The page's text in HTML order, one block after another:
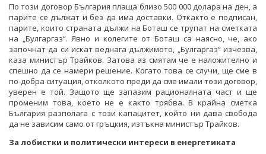
По този договор България плаща близо 500 000 долара на ден, а
парите се дължат и без да има доставки. Откакто е подписан,
парите, които страната дължи на Боташ се трупат на сметката
на „Булгаргаз“. Явно и колегите от Боташ са наясно, че, ако
започнат да си искат веднага дължимото, „Булгаргаз“ изчезва,
каза министър Трайков. Затова аз смятам че е наложително и
спешно да се намери решение. Когато това се случи, ще сме в
по-добра ситуация, отколкото преди да сме имали този договор,
уверен е той. Защото ще запазим рационалната част и ще
променим това, което не е както трябва. В крайна сметка
България разполага с този капацитет, който ни дава свобода
да не зависим само от гръцкия, изтъкна министър Трайков.
За лобистки и политически интереси в енергетиката